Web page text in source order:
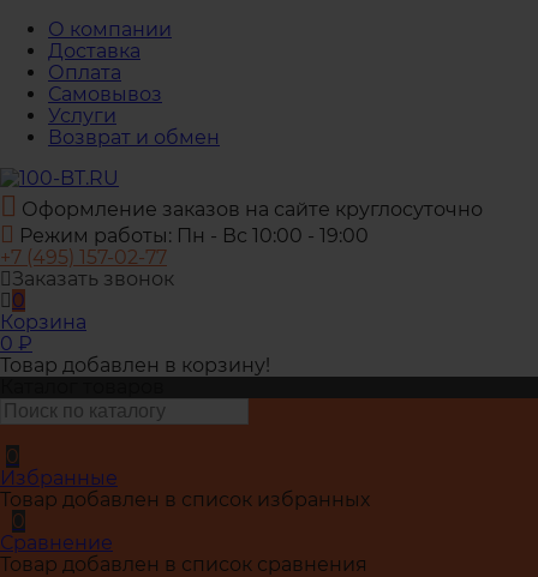
О компании
Доставка
Оплата
Самовывоз
Услуги
Возврат и обмен
Оформление заказов на сайте круглосуточно
Режим работы: Пн - Вс 10:00 - 19:00
+7 (495) 157-02-77
Заказать звонок
0
Корзина
0 ₽
Товар добавлен в корзину!
0
Избранные
Товар добавлен в список избранных
0
Сравнение
Товар добавлен в список сравнения